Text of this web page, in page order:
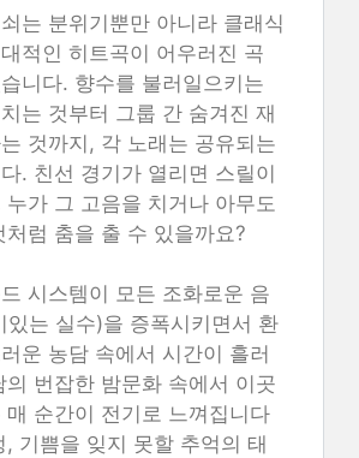
는 분위기뿐만 아니라 클래식
적인 히트곡이 어우러진 곡
니다. 향수를 불러일으키는
는 것부터 그룹 간 숨겨진 재
것까지, 각 노래는 공유되는
. 친선 경기가 열리면 스릴이
누가 그 고음을 치거나 아무도
처럼 춤을 출 수 있을까요?
시스템이 모든 조화로운 음
있는 실수)을 증폭시키면서 환
운 농담 속에서 시간이 흘러
의 번잡한 밤문화 속에서 이곳
매 순간이 전기로 느껴집니다
기쁨을 잊지 못할 추억의 태